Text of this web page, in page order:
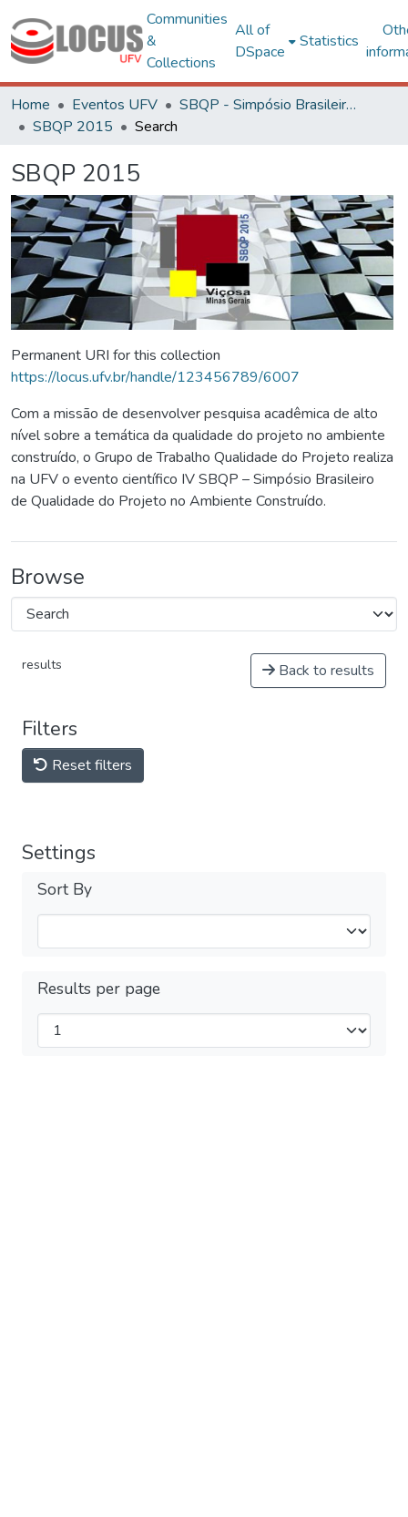
Communities
&
Collections
All of
DSpace
Statistics
Home Eventos UFV
SBQP - Simpósio Brasileiro de Qualidade do Projeto no Ambiente Construído
SBQP 2015
Search
SBQP 2015
Permanent URI for this collection
https://locus.ufv.br/handle/123456789/6007
Com a missão de desenvolver pesquisa acadêmica de alto
nível sobre a temática da qualidade do projeto no ambiente
construído, o Grupo de Trabalho Qualidade do Projeto realiza
na UFV o evento científico IV SBQP – Simpósio Brasileiro
de Qualidade do Projeto no Ambiente Construído.
Browse
results Back to results
Filters
Reset filters
Settings
Sort By
Results per page